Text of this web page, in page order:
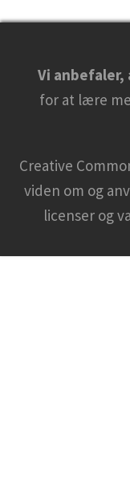
Vi anbefaler,
for at lære
Creative
viden om og
licenser og